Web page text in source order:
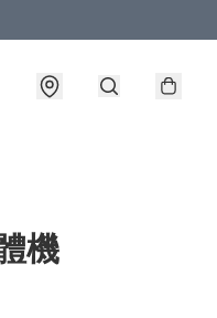
機